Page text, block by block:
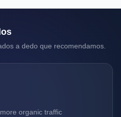
a dedo que recomendamos.
organic traffic